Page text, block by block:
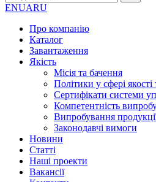
ENUARU
Про компанію
Каталог
Завантаження
Якість
Місія та бачення
Політики у сфері якості
Сертифікати системи
Компетентність
Випробування
Законодавчі вимоги
Новини
Статті
Наші проекти
Вакансії